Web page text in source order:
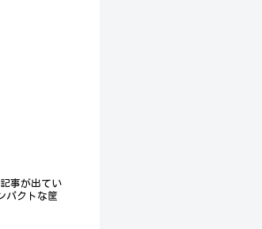
事が出てい
パクトな筐